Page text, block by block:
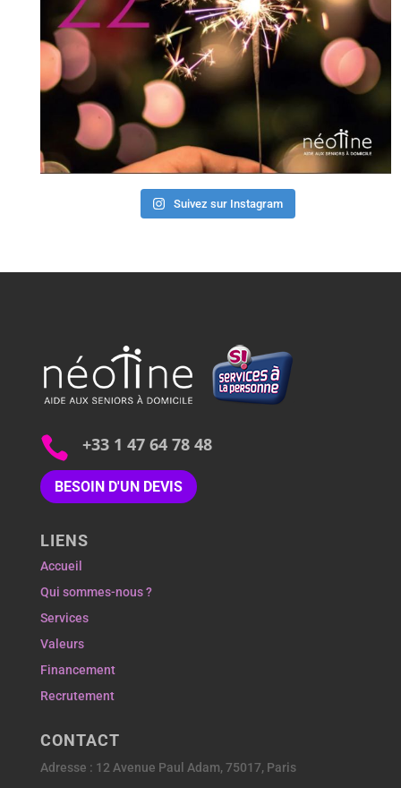
Suivez sur Instagram
 +33 1 47 64 78 48
BESOIN D'UN DEVIS
LIENS
Accueil
Qui sommes-nous ?
Services
Valeurs
Financement
Recrutement
CONTACT
Adresse : 12 Avenue Paul Adam, 75017, Paris